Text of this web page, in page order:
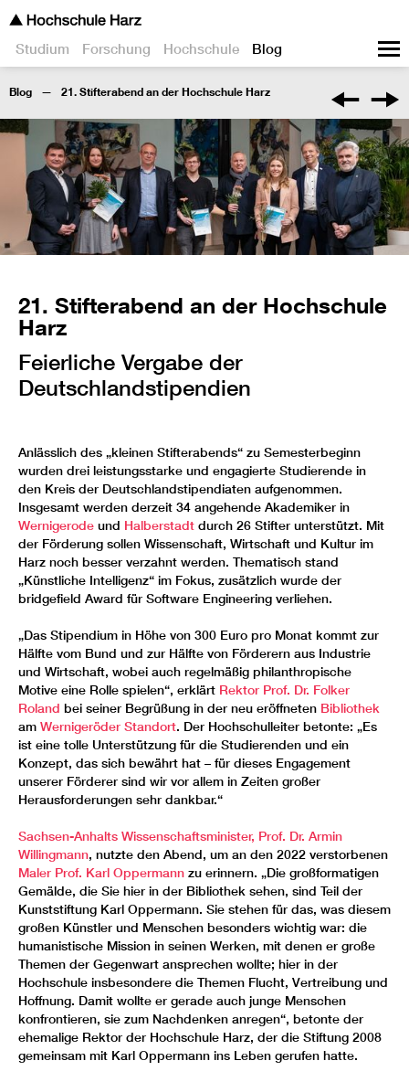
Studium Forschung Hochschule Blog
Blog 21. Stifterabend an der Hochschule Harz
21. Stifterabend an der Hochschule
Harz
Feierliche Vergabe der
Deutschlandstipendien
Anlässlich des „kleinen Stifterabends“ zu Semesterbeginn
wurden drei leistungsstarke und engagierte Studierende in
den Kreis der Deutschlandstipendiaten aufgenommen.
Insgesamt werden derzeit 34 angehende Akademiker in
Wernigerode und Halberstadt durch 26 Stifter unterstützt. Mit
der Förderung sollen Wissenschaft, Wirtschaft und Kultur im
Harz noch besser verzahnt werden. Thematisch stand
„Künstliche Intelligenz“ im Fokus, zusätzlich wurde der
bridgefield Award für Software Engineering verliehen.
„Das Stipendium in Höhe von 300 Euro pro Monat kommt zur
Hälfte vom Bund und zur Hälfte von Förderern aus Industrie
und Wirtschaft, wobei auch regelmäßig philanthropische
Motive eine Rolle spielen“, erklärt Rektor Prof. Dr. Folker
Roland bei seiner Begrüßung in der neu eröffneten Bibliothek
am Wernigeröder Standort. Der Hochschulleiter betonte: „Es
ist eine tolle Unterstützung für die Studierenden und ein
Konzept, das sich bewährt hat – für dieses Engagement
unserer Förderer sind wir vor allem in Zeiten großer
Herausforderungen sehr dankbar.“
Sachsen-Anhalts Wissenschaftsminister, Prof. Dr. Armin
Willingmann, nutzte den Abend, um an den 2022 verstorbenen
Maler Prof. Karl Oppermann zu erinnern. „Die großformatigen
Gemälde, die Sie hier in der Bibliothek sehen, sind Teil der
Kunststiftung Karl Oppermann. Sie stehen für das, was diesem
großen Künstler und Menschen besonders wichtig war: die
humanistische Mission in seinen Werken, mit denen er große
Themen der Gegenwart ansprechen wollte; hier in der
Hochschule insbesondere die Themen Flucht, Vertreibung und
Hoffnung. Damit wollte er gerade auch junge Menschen
konfrontieren, sie zum Nachdenken anregen“, betonte der
ehemalige Rektor der Hochschule Harz, der die Stiftung 2008
gemeinsam mit Karl Oppermann ins Leben gerufen hatte.